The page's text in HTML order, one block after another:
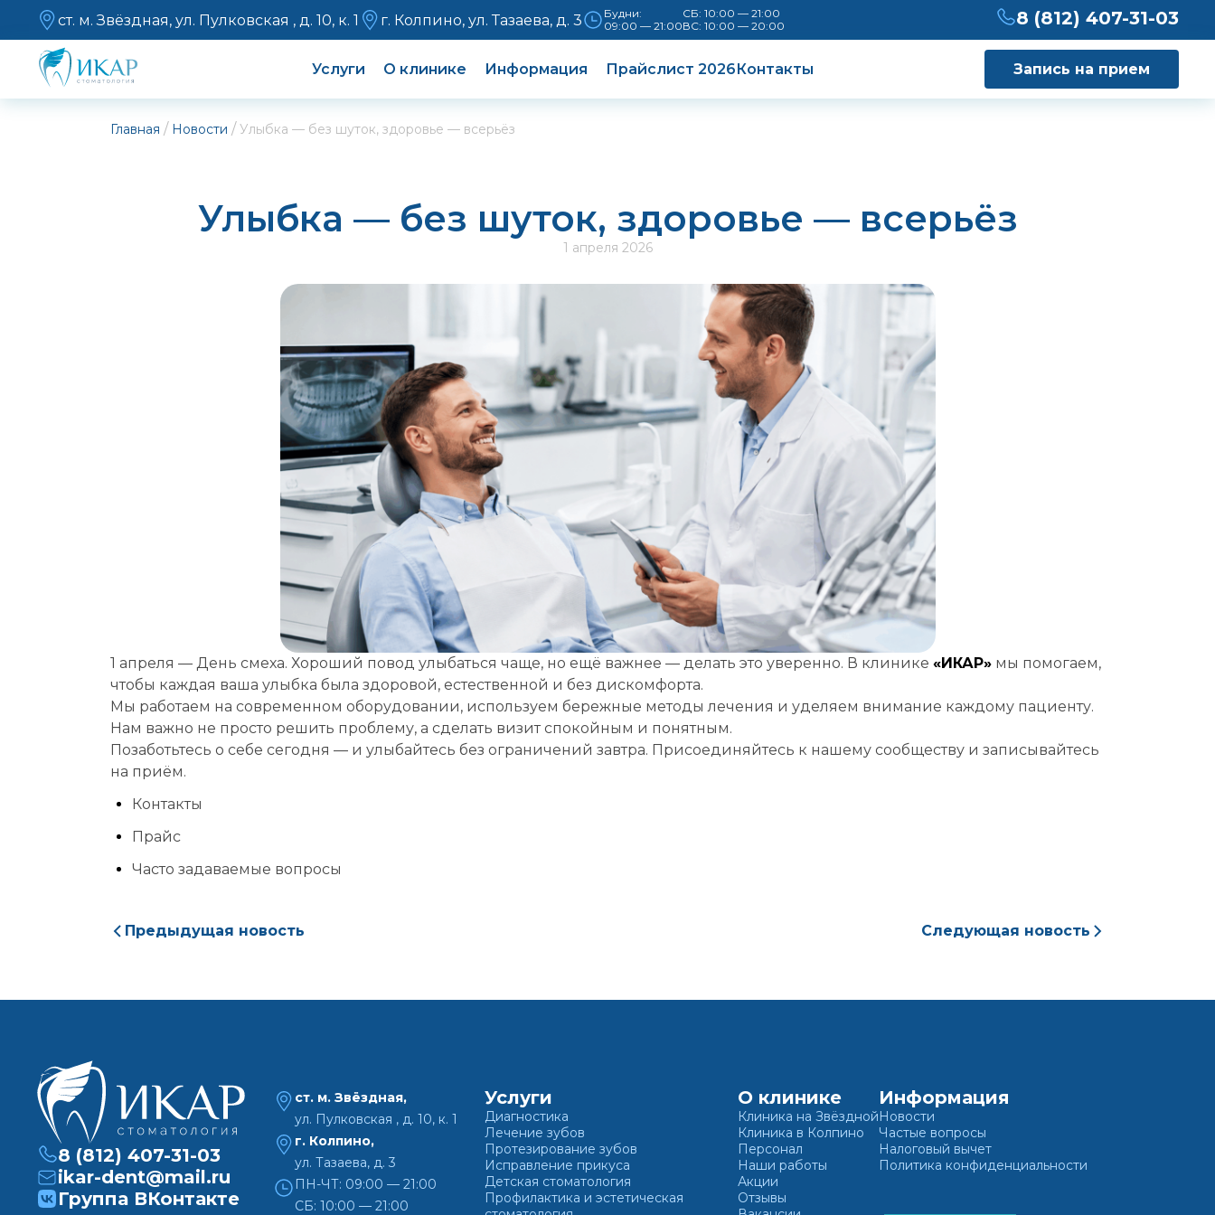
Записаться на приём
Выберите клинику:
Выберите врача:
Дата и время приёма:
ст. м. Звёздная, ул. Пулковская , д. 10, к. 1 г. Колпино, ул. Тазаева, д. 3
Будни:
09:00 — 21:00
СБ: 10:00 — 21:00
ВС: 10:00 — 20:00
8 (812) 407-31-03
Услуги О клинике Информация Прайслист 2026Контакты Запись на прием
Главная / Новости /Улыбка — без шуток, здоровье — всерьёз
Улыбка — без шуток, здоровье — всерьёз
1 апреля 2026
1 апреля — День смеха. Хороший повод улыбаться чаще, но ещё важнее — делать это уверенно. В клинике «ИКАР» мы помогаем,
чтобы каждая ваша улыбка была здоровой, естественной и без дискомфорта.
Мы работаем на современном оборудовании, используем бережные методы лечения и уделяем внимание каждому пациенту.
Нам важно не просто решить проблему, а сделать визит спокойным и понятным.
Позаботьтесь о себе сегодня — и улыбайтесь без ограничений завтра. Присоединяйтесь к нашему сообществу и записывайтесь
на приём.
Контакты
Прайс
Часто задаваемые вопросы
Предыдущая новость Следующая новость
8 (812) 407-31-03
ikar-dent@mail.ru
Группа ВКонтакте
ст. м. Звёздная,
ул. Пулковская , д. 10, к. 1
г. Колпино,
ул. Тазаева, д. 3
ПН-ЧТ: 09:00 — 21:00
СБ: 10:00 — 21:00
Услуги
Диагностика
Лечение зубов
Протезирование зубов
Исправление прикуса
Детская стоматология
Профилактика и эстетическая
О клинике
Клиника на Звёздной
Клиника в Колпино
Персонал
Наши работы
Акции
Отзывы
Информация
Новости
Частые вопросы
Налоговый вычет
Политика конфиденциальности